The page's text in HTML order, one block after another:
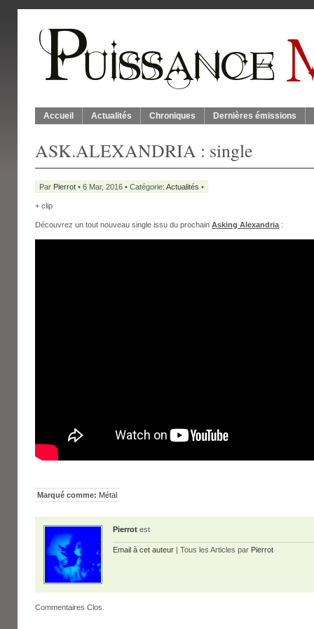
Accueil Actualités Chroniques Dernières émissions
ASK.ALEXANDRIA : single
Par Pierrot • 6 Mar, 2016 • Catégorie: Actualités •
+ clip
Découvrez un tout nouveau single issu du prochain Asking Alexandria :
Marqué comme: Métal
Pierrot est
Email à cet auteur | Tous les Articles par Pierrot
Commentaires Clos.